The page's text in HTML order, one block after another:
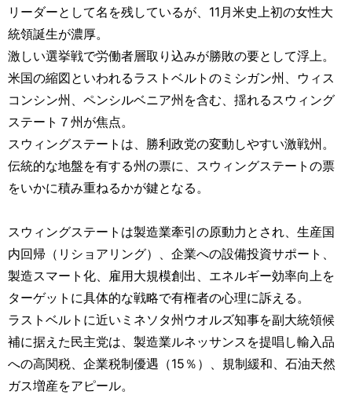
リーダーとして名を残しているが、11月米史上初の女性大
統領誕生が濃厚。
激しい選挙戦で労働者層取り込みが勝敗の要として浮上。
米国の縮図といわれるラストベルトのミシガン州、ウィス
コンシン州、ペンシルベニア州を含む、揺れるスウィング
ステート７州が焦点。
スウィングステートは、勝利政党の変動しやすい激戦州。
伝統的な地盤を有する州の票に、スウィングステートの票
をいかに積み重ねるかが鍵となる。
スウィングステートは製造業牽引の原動力とされ、生産国
内回帰（リショアリング）、企業への設備投資サポート、
製造スマート化、雇用大規模創出、エネルギー効率向上を
ターゲットに具体的な戦略で有権者の心理に訴える。
ラストベルトに近いミネソタ州ウオルズ知事を副大統領候
補に据えた民主党は、製造業ルネッサンスを提唱し輸入品
への高関税、企業税制優遇（15％）、規制緩和、石油天然
ガス増産をアピール。